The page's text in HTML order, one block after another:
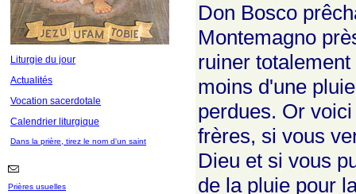
Liturgie du jour
Actualités
Vocation sacerdotale
Calendrier liturgique
Dans la prière, tirez le nom d'un saint
Prières usuelles
Don Bosco
Montemagno
ruiner
moins d'une
perdues. Or
frères, si vous
Dieu et si vous
de la pluie pour